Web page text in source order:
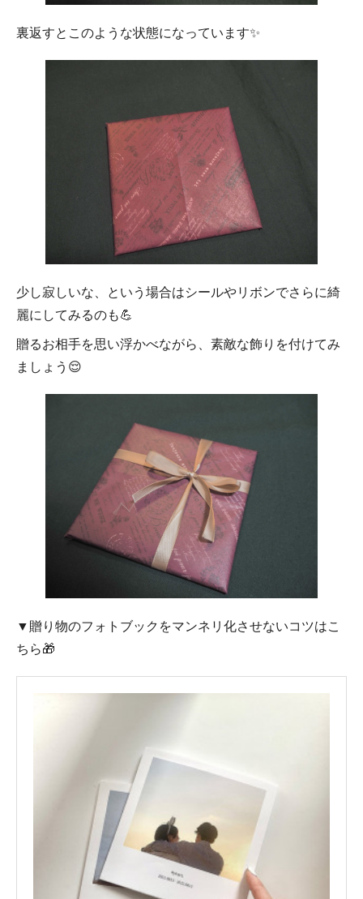
裏返すとこのような状態になっています✨
少し寂しいな、という場合はシールやリボンでさらに綺
麗にしてみるのも💪
贈るお相手を思い浮かべながら、素敵な飾りを付けてみ
ましょう😌
▼贈り物のフォトブックをマンネリ化させないコツはこ
ちら🎁